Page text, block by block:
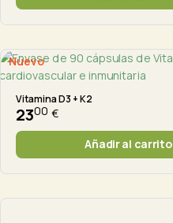
Nuevo
Vitamina D3 + K2
2300 €
Añadir al carrito